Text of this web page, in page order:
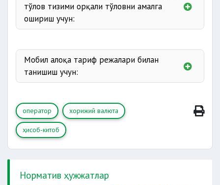
хорижий валютадан
тўлов тизими орқали тўловни амалга
ошириш учун:
Payme
ушбу ҳаволага
Paynet
ушбу ҳаволага
Мобил алоқа тариф режалари билан
танишиш учун:
Ucell
ушбу ҳаволага
Perfectum
ушбу ҳаволага
Uzmobile
оператор хорижий валюта
ҳисоб-китоб
Норматив ҳужжатлар